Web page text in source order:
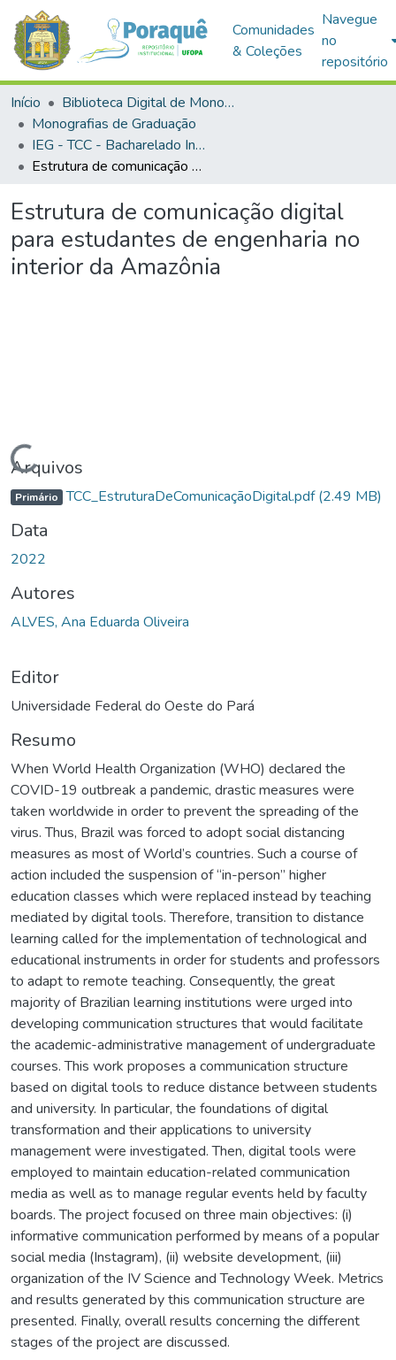
Comunidades
& Coleções
Navegue
no
repositório
Início
Biblioteca Digital de Monografias (BDM)
Monografias de Graduação
IEG - TCC - Bacharelado Interdisciplinar em Ciência e Tecnologia
Estrutura de comunicação digital para estudantes de engenharia no interior da Amazônia
Estrutura de comunicação digital
para estudantes de engenharia no
interior da Amazônia
Carregando...
Arquivos
Primário TCC_EstruturaDeComunicaçãoDigital.pdf(2.49 MB)
Data
2022
Autores
ALVES, Ana Eduarda Oliveira
Editor
Universidade Federal do Oeste do Pará
Resumo
When World Health Organization (WHO) declared the
COVID-19 outbreak a pandemic, drastic measures were
taken worldwide in order to prevent the spreading of the
virus. Thus, Brazil was forced to adopt social distancing
measures as most of World’s countries. Such a course of
action included the suspension of “in-person” higher
education classes which were replaced instead by teaching
mediated by digital tools. Therefore, transition to distance
learning called for the implementation of technological and
educational instruments in order for students and professors
to adapt to remote teaching. Consequently, the great
majority of Brazilian learning institutions were urged into
developing communication structures that would facilitate
the academic-administrative management of undergraduate
courses. This work proposes a communication structure
based on digital tools to reduce distance between students
and university. In particular, the foundations of digital
transformation and their applications to university
management were investigated. Then, digital tools were
employed to maintain education-related communication
media as well as to manage regular events held by faculty
boards. The project focused on three main objectives: (i)
informative communication performed by means of a popular
social media (Instagram), (ii) website development, (iii)
organization of the IV Science and Technology Week. Metrics
and results generated by this communication structure are
presented. Finally, overall results concerning the different
stages of the project are discussed.